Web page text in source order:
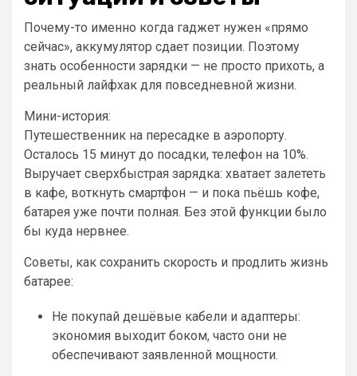
Почему-то именно когда гаджет нужен «прямо
сейчас», аккумулятор сдает позиции. Поэтому
знать особенности зарядки — не просто прихоть, а
реальный лайфхак для повседневной жизни.
Мини-история:
Путешественник на пересадке в аэропорту.
Осталось 15 минут до посадки, телефон на 10%.
Выручает сверхбыстрая зарядка: хватает залететь
в кафе, воткнуть смартфон — и пока пьёшь кофе,
батарея уже почти полная. Без этой функции было
бы куда нервнее.
Советы, как сохранить скорость и продлить жизнь
батарее:
Не покупай дешёвые кабели и адаптеры:
экономия выходит боком, часто они не
обеспечивают заявленной мощности.